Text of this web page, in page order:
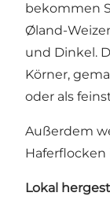
bekommen
Øland-
und Dinkel.
Körner,
oder als
Außerdem
Haferflocken
Lokal